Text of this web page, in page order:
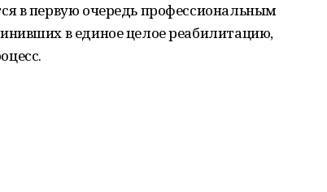
в первую очередь профессиональным
в единое целое реабилитацию,